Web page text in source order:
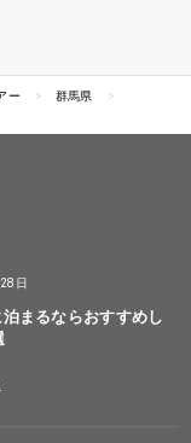
ー
群馬県
日
まるならおすすめし